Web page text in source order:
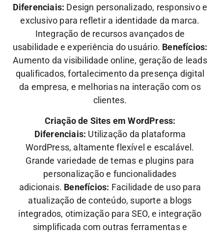
Diferenciais: Design personalizado, responsivo e
exclusivo para refletir a identidade da marca.
Integração de recursos avançados de
usabilidade e experiência do usuário. Benefícios:
Aumento da visibilidade online, geração de leads
qualificados, fortalecimento da presença digital
da empresa, e melhorias na interação com os
clientes.
Criação de Sites em WordPress:
Diferenciais: Utilização da plataforma
WordPress, altamente flexível e escalável.
Grande variedade de temas e plugins para
personalização e funcionalidades
adicionais. Benefícios: Facilidade de uso para
atualização de conteúdo, suporte a blogs
integrados, otimização para SEO, e integração
simplificada com outras ferramentas e